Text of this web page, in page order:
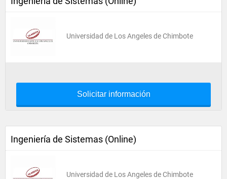
Universidad de Los Angeles de Chimbote
Solicitar información
Ingeniería de Sistemas (Online)
Universidad de Los Angeles de Chimbote